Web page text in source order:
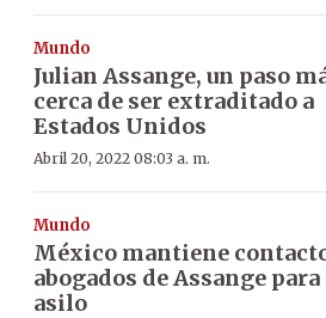
Mundo
Julian Assange, un paso
cerca de ser extraditado a
Estados Unidos
Abril 20, 2022 08:03 a. m.
Mundo
México mantiene
abogados de Assange para
asilo